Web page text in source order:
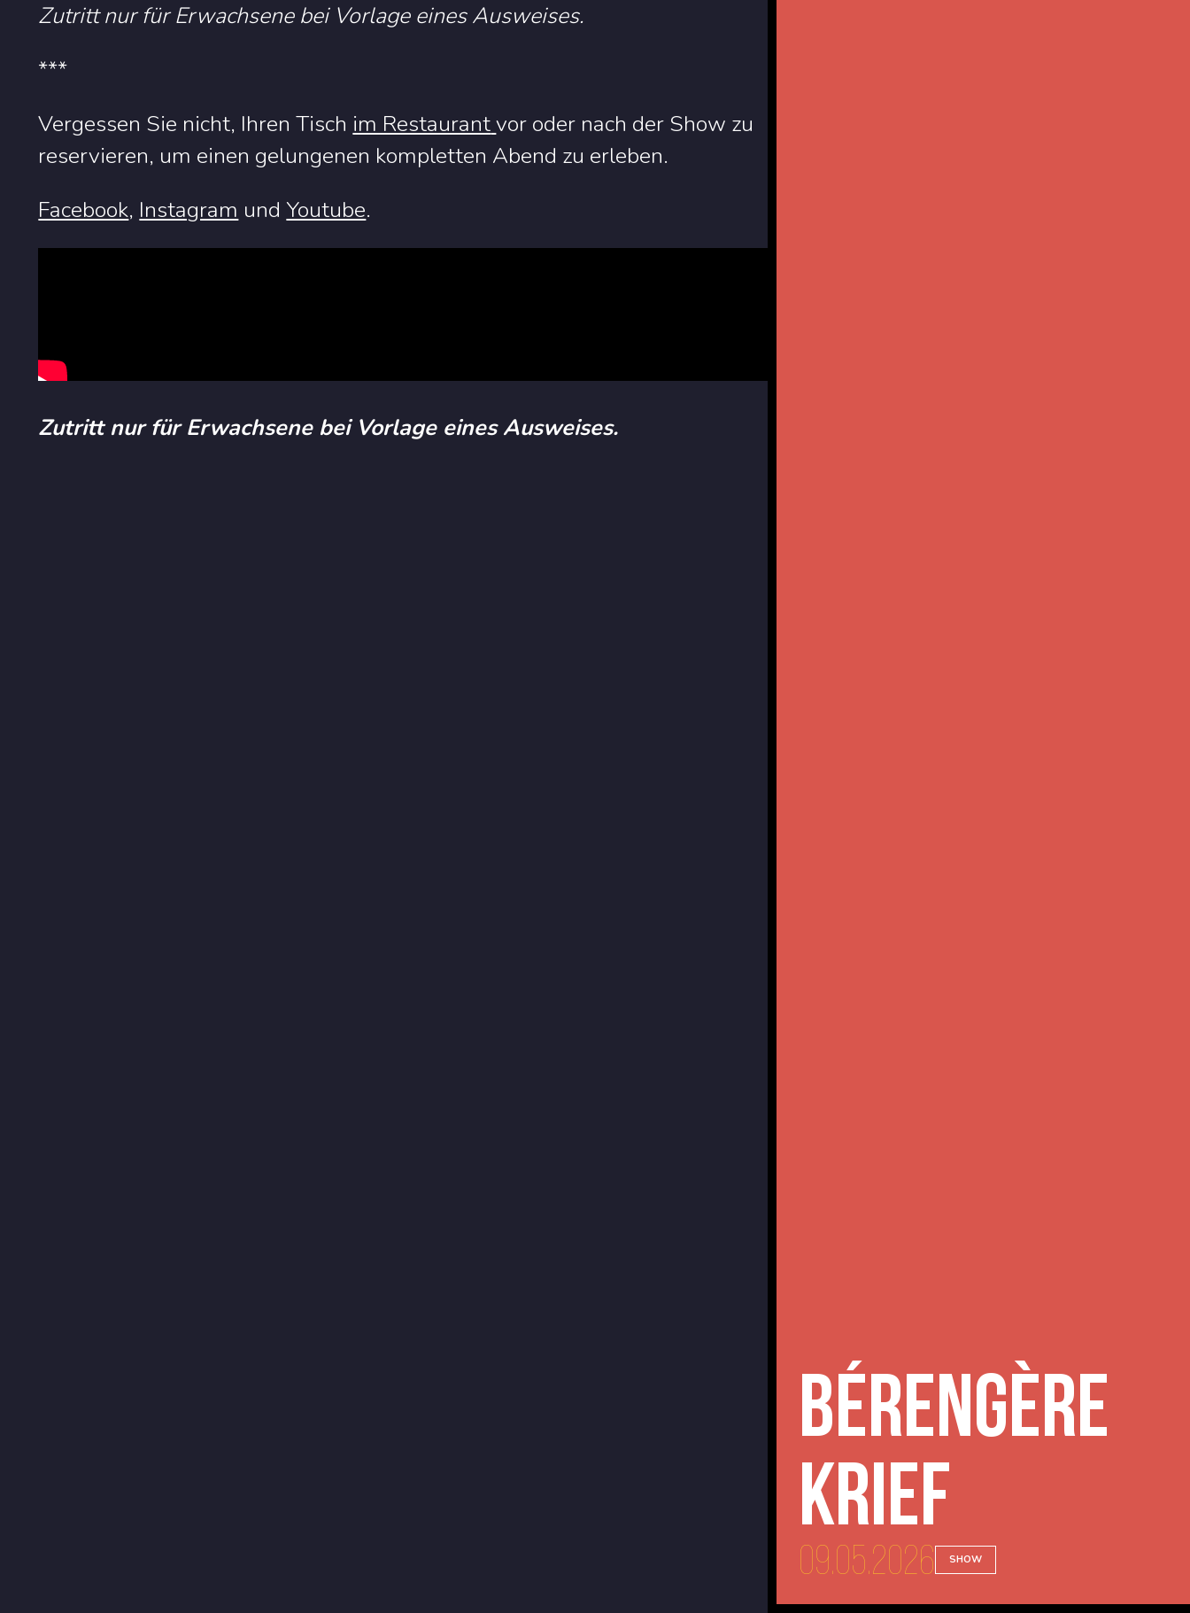
Zutritt nur für Erwachsene bei Vorlage eines Ausweises.
***
Vergessen Sie nicht, Ihren Tisch im Restaurantvor oder nach der Show zu
reservieren, um einen gelungenen kompletten Abend zu erleben.
Facebook, Instagram und Youtube.
Zutritt nur für Erwachsene bei Vorlage eines Ausweises.
Bérengère
Krief
09.05.2026 SHOW